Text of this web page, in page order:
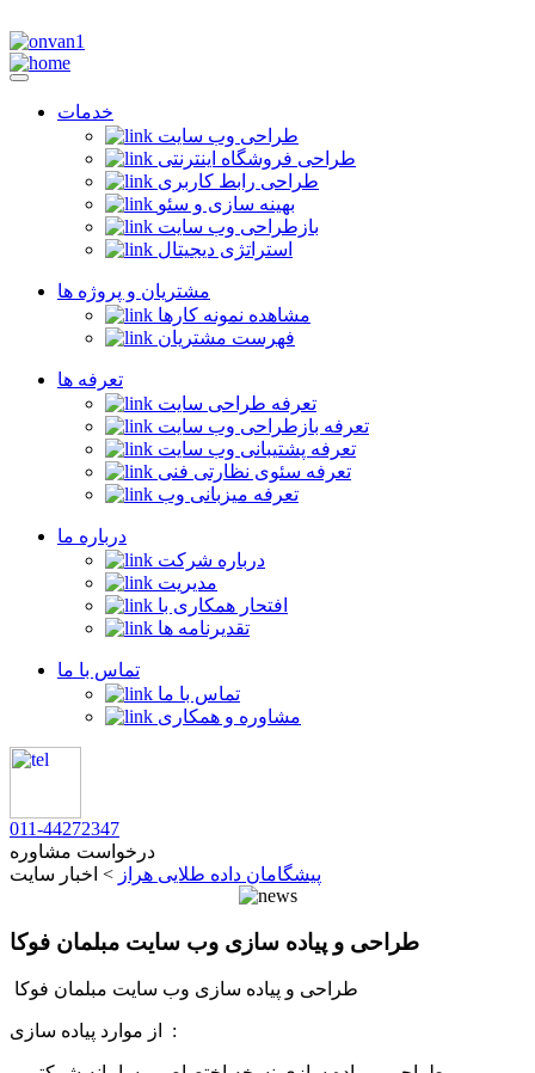
خدمات
طراحی وب سایت
طراحی فروشگاه اینترنتی
طراحی رابط کاربری
بهینه سازی و سئو
بازطراحی وب سایت
استراتژی دیجیتال
مشتریان و پروژه ها
مشاهده نمونه کارها
فهرست مشتریان
تعرفه ها
تعرفه طراحی سایت
تعرفه بازطراحی وب سایت
تعرفه پشتیبانی وب سایت
تعرفه سئوی نظارتی فنی
تعرفه میزبانی وب
درباره ما
درباره شرکت
مدیریت
افتحار همکاری با
تقدیرنامه ها
تماس با ما
تماس با ما
مشاوره و همکاری
011-44272347
درخواست مشاوره
پیشگامان داده طلایی هراز > اخبار سایت
طراحی و پیاده سازی وب سایت مبلمان فوکا
طراحی و پیاده سازی وب سایت مبلمان فوکا
از موارد پیاده سازی :